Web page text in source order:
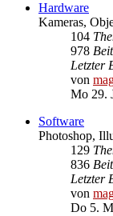
Hardware
Kameras,
104
978
Letzter
von
Mo 29.
Software
Photoshop,
129
836
Letzter
von
Do 5.